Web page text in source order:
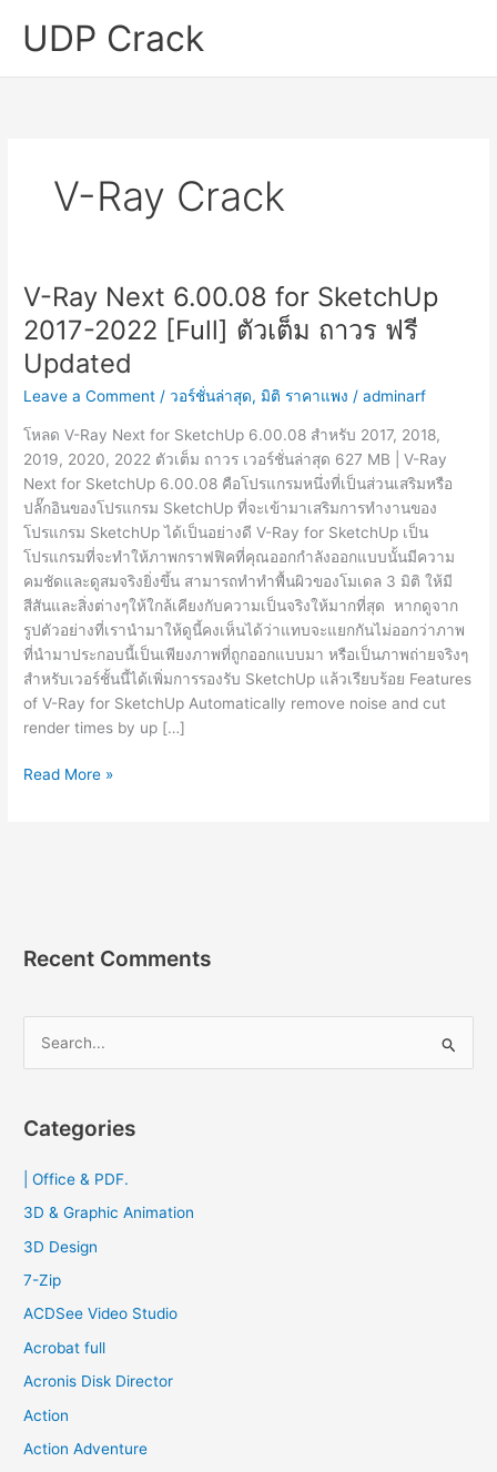
UDP Crack
V-Ray Crack
V-Ray Next 6.00.08 for SketchUp
2017-2022 [Full] ตัวเต็ม ถาวร ฟรี
Updated
Leave a Comment /วอร์ชั่นล่าสุด,มิติ ราคาแพง /adminarf
โหลด V-Ray Next for SketchUp 6.00.08 สำหรับ 2017, 2018,
2019, 2020, 2022 ตัวเต็ม ถาวร เวอร์ชั่นล่าสุด 627 MB | V-Ray
Next for SketchUp 6.00.08 คือโปรแกรมหนึ่งที่เป็นส่วนเสริมหรือ
ปลั๊กอินของโปรแกรม SketchUp ที่จะเข้ามาเสริมการทำงานของ
โปรแกรม SketchUp ได้เป็นอย่างดี V-Ray for SketchUp เป็น
โปรแกรมที่จะทำให้ภาพกราฟฟิคที่คุณออกกำลังออกแบบนั้นมีความ
คมชัดและดูสมจริงยิ่งขึ้น สามารถทำทำพื้นผิวของโมเดล 3 มิติ ให้มี
สีสันและสิ่งต่างๆให้ใกล้เคียงกับความเป็นจริงให้มากที่สุด หากดูจาก
รูปตัวอย่างที่เรานำมาให้ดูนี้คงเห็นได้ว่าแทบจะแยกกันไม่ออกว่าภาพ
ที่นำมาประกอบนี้เป็นเพียงภาพที่ถูกออกแบบมา หรือเป็นภาพถ่ายจริงๆ
สำหรับเวอร์ชั้นนี้ได้เพิ่มการรองรับ SketchUp แล้วเรียบร้อย Features
of V-Ray for SketchUp Automatically remove noise and cut
render times by up […]
V-
[Full]
เต็ม
ถาวร
ฟรี
Read More »
Recent Comments
r
f
o
Categories
| Office & PDF.
3D & Graphic Animation
3D Design
7-Zip
ACDSee Video Studio
Acrobat full
Acronis Disk Director
Action
Action Adventure